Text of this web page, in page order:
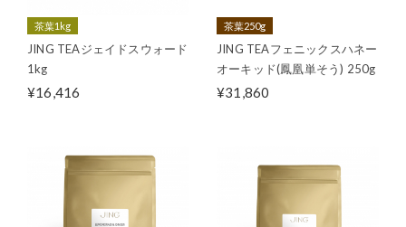
茶葉1kg
JING TEAジェイドスウォード
1kg
¥16,416
茶葉250g
JING TEAフェニックスハネー
オーキッド(鳳凰単そう) 250g
¥31,860